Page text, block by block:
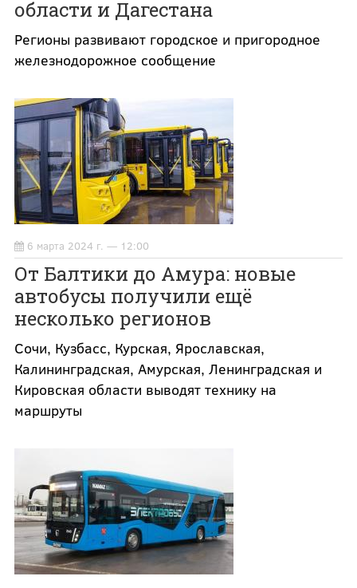
области и Дагестана
Регионы развивают городское и пригородное
железнодорожное сообщение
6 марта 2024 г. — 12:00
От Балтики до Амура: новые
автобусы получили ещё
несколько регионов
Сочи, Кузбасс, Курская, Ярославская,
Калининградская, Амурская, Ленинградская и
Кировская области выводят технику на
маршруты